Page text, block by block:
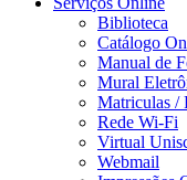
Biblioteca
Catálogo
Manual de
Mural
Matriculas /
Rede Wi-Fi
Virtual
Webmail